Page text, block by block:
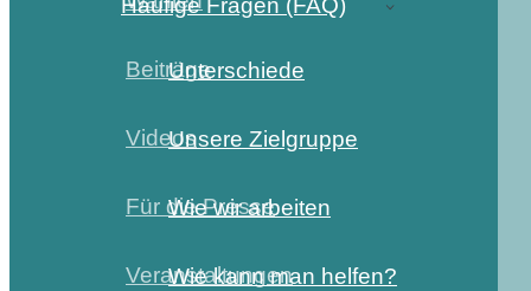
Beiträge
Videos
Für die Presse
Veranstaltungen
Häufige Fragen (FAQ)
Unterschiede
Unsere Zielgruppe
Wie wir arbeiten
Wie kann man helfen?